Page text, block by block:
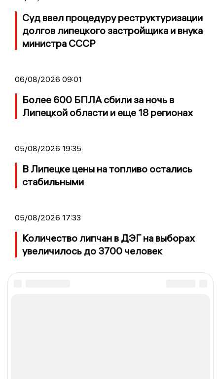
Суд ввел процедуру реструктуризации
долгов липецкого застройщика и внука
министра СССР
06/08/2026 09:01
Более 600 БПЛА сбили за ночь в
Липецкой области и еще 18 регионах
05/08/2026 19:35
В Липецке цены на топливо остались
стабильными
05/08/2026 17:33
Количество липчан в ДЭГ на выборах
увеличилось до 3700 человек